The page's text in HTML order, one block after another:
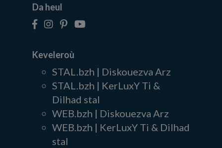
Da heul
Keveleroù
STAL.bzh | Diskouezva Arz
STAL.bzh | KerLuxY Ti &
Dilhad stal
WEB.bzh | Diskouezva Arz
WEB.bzh | KerLuxY Ti & Dilhad
stal